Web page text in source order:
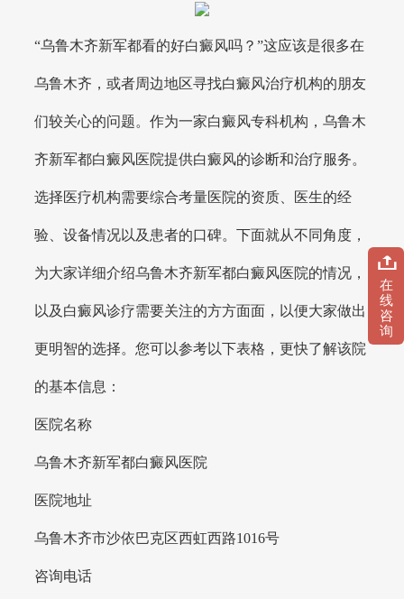
“乌鲁木齐新军都看的好白癜风吗？”这应该是很多在
乌鲁木齐，或者周边地区寻找白癜风治疗机构的朋友
们较关心的问题。作为一家白癜风专科机构，乌鲁木
齐新军都白癜风医院提供白癜风的诊断和治疗服务。
选择医疗机构需要综合考量医院的资质、医生的经
验、设备情况以及患者的口碑。下面就从不同角度，
为大家详细介绍乌鲁木齐新军都白癜风医院的情况，
以及白癜风诊疗需要关注的方方面面，以便大家做出
更明智的选择。您可以参考以下表格，更快了解该院
的基本信息：
医院名称
乌鲁木齐新军都白癜风医院
医院地址
乌鲁木齐市沙依巴克区西虹西路1016号
咨询电话
在
线
咨
询